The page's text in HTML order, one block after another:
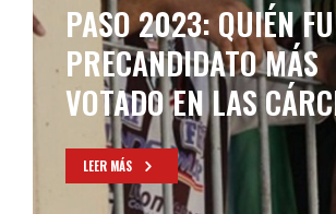
DÓNDE BUSCARÁN
LOS CANDIDATOS EN
ELECCIONES DE
LEER MÁS